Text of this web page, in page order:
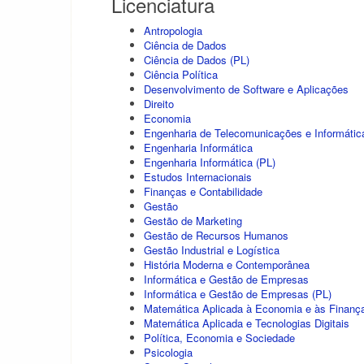
Antropologia
Ciência de Dados
Ciência de Dados (PL)
Ciência Política
Desenvolvimento de Software e Aplicações
Direito
Economia
Engenharia de Telecomunicações e
Engenharia Informática
Engenharia Informática (PL)
Estudos Internacionais
Finanças e Contabilidade
Gestão
Gestão de Marketing
Gestão de Recursos Humanos
Gestão Industrial e Logística
História Moderna e Contemporânea
Informática e Gestão de Empresas
Informática e Gestão de Empresas (PL)
Matemática Aplicada à Economia e às
Matemática Aplicada e Tecnologias Digitais
Política, Economia e Sociedade
Psicologia